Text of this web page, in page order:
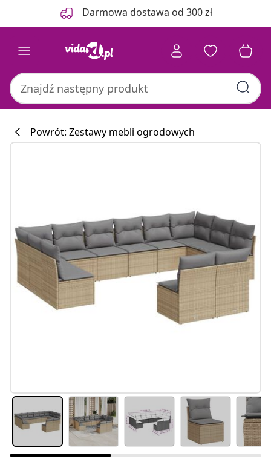
Darmowa dostawa od 300 zł
Powrót: Zestawy mebli ogrodowych